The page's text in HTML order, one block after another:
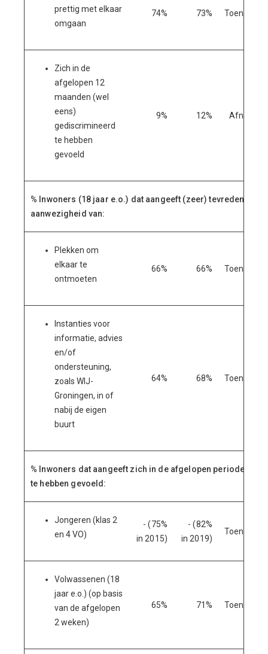
prettig met elkaar
omgaan
74% 73% Toename
Zich in de
afgelopen 12
maanden (wel
eens)
gediscrimineerd
te hebben
gevoeld
9% 12% Afname
% Inwoners (18 jaar e.o.) dat aangeeft (zeer) tevreden te
aanwezigheid van:
Plekken om
elkaar te
ontmoeten
66% 66% Toename
Instanties voor
informatie, advies
en/of
ondersteuning,
zoals WIJ-
Groningen, in of
nabij de eigen
buurt
64% 68% Toename
% Inwoners dat aangeeft zich in de afgelopen periode zich
te hebben gevoeld:
Jongeren (klas 2
en 4 VO)
- (75%
in 2015)
- (82%
in 2019)
Toename
Volwassenen (18
jaar e.o.) (op basis
van de afgelopen
2 weken)
65% 71% Toename